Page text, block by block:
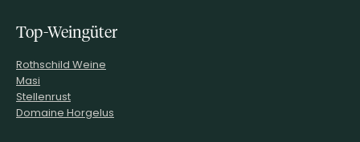
Top-Weingüter
Rothschild Weine
Masi
Stellenrust
Domaine Horgelus